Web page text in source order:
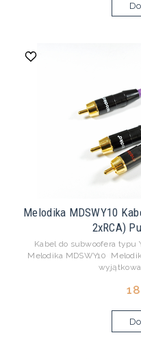
Melodika MDSWY10
2xRCA)
Kabel do subwoofera typu
Melodika MDSWY10